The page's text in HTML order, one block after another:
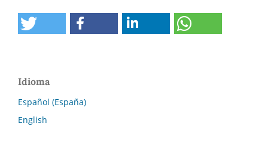
Idioma
Español (España)
English